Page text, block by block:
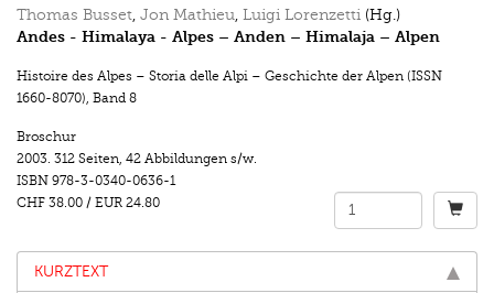
Thomas Busset Jon Mathieu Luigi Lorenzetti (Hg.)
Andes - Himalaya - Alpes – Anden – Himalaja – Alpen
Histoire des Alpes – Storia delle Alpi – Geschichte der Alpen (ISSN
1660-8070), Band 8
Broschur
2003. 312 Seiten, 42 Abbildungen s/w.
ISBN 978-3-0340-0636-1
CHF 38.00 / EUR 24.80
KURZTEXT